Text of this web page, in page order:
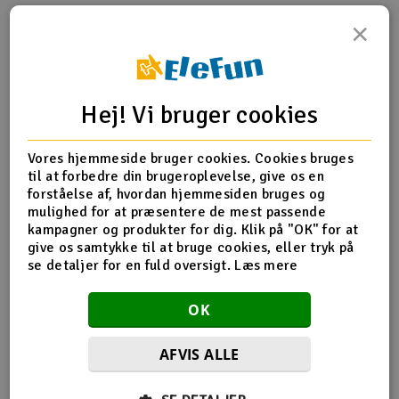
Scooter & elkøretøj
Slot racing
Smarthjem, leg og hobby
Solenergi
Værktøj, udstyr og tilbehør
Tip din ven Anmeldelser
Produkt information
HS1029 Bearings
Flere detaljer
forbundet med
Reservedeler Align T-Rex 450
×
Hej! Vi bruger cookies
Vores hjemmeside bruger cookies. Cookies bruges
til at forbedre din brugeroplevelse, give os en
forståelse af, hvordan hjemmesiden bruges og
mulighed for at præsentere de mest passende
kampagner og produkter for dig. Klik på "OK" for at
give os samtykke til at bruge cookies, eller tryk på
se detaljer for en fuld oversigt. Læs mere
OK
AFVIS ALLE